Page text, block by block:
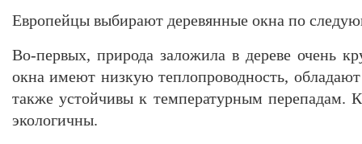
Европейцы выбирают деревянные окна по
Во-первых, природа заложила в дереве очень
окна имеют низкую теплопроводность,
также устойчивы к температурным перепадам.
экологичны.